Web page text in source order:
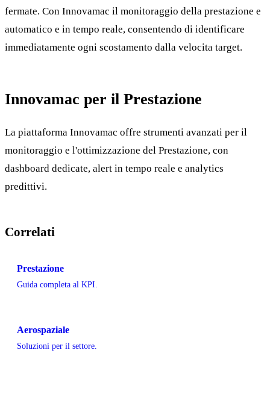
fermate. Con Innovamac il monitoraggio della prestazione e
automatico e in tempo reale, consentendo di identificare
immediatamente ogni scostamento dalla velocita target.
Innovamac per il Prestazione
La piattaforma Innovamac offre strumenti avanzati per il
monitoraggio e l'ottimizzazione del Prestazione, con
dashboard dedicate, alert in tempo reale e analytics
predittivi.
Correlati
Prestazione
Guida completa al KPI.
Aerospaziale
Soluzioni per il settore.